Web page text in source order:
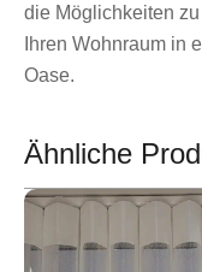
die Möglichkeiten
Ihren Wohnraum in
Oase.
Ähnliche